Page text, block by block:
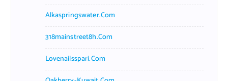
Alkaspringswater.com
318mainstreet8h.com
Lovenailsspari.com